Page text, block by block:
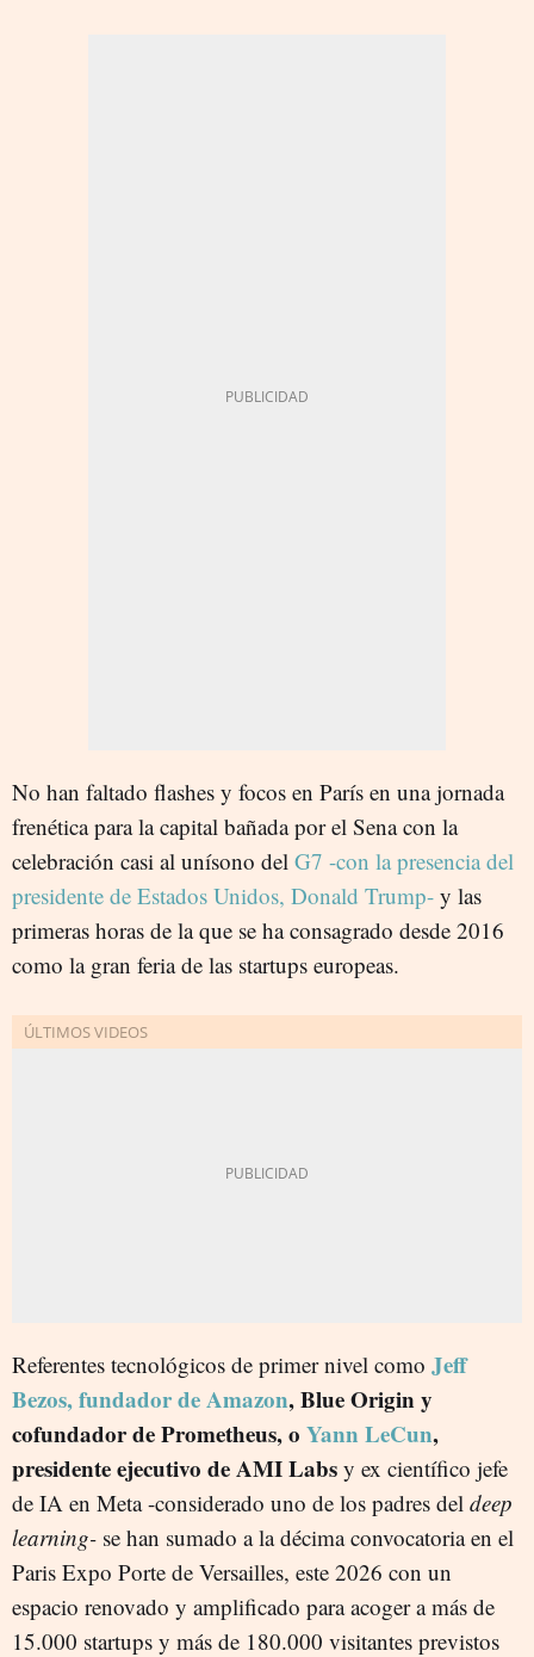
No han faltado flashes y focos en París en una jornada
frenética para la capital bañada por el Sena con la
celebración casi al unísono del G7 -con la presencia del
presidente de Estados Unidos, Donald Trump- y las
primeras horas de la que se ha consagrado desde 2016
como la gran feria de las startups europeas.
Referentes tecnológicos de primer nivel como Jeff
Bezos, fundador de Amazon, Blue Origin y
cofundador de Prometheus, o Yann LeCun,
presidente ejecutivo de AMI Labs y ex científico jefe
de IA en Meta -considerado uno de los padres del deep
learning- se han sumado a la décima convocatoria en el
Paris Expo Porte de Versailles, este 2026 con un
espacio renovado y amplificado para acoger a más de
15.000 startups y más de 180.000 visitantes previstos